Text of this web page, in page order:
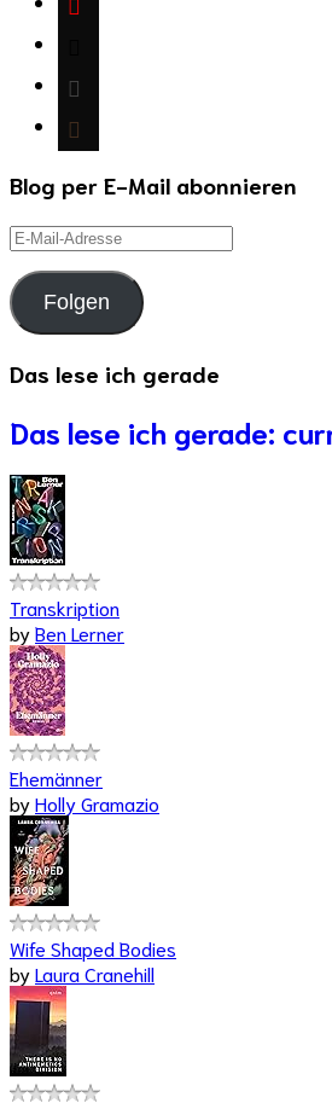
wordpress
goodreads
Blog per E-Mail abonnieren
E-
Mail-
Adresse
Folgen
Das lese ich gerade
Das lese ich gerade:
Transkription
byBen Lerner
Ehemänner
byHolly Gramazio
Wife Shaped Bodies
byLaura Cranehill